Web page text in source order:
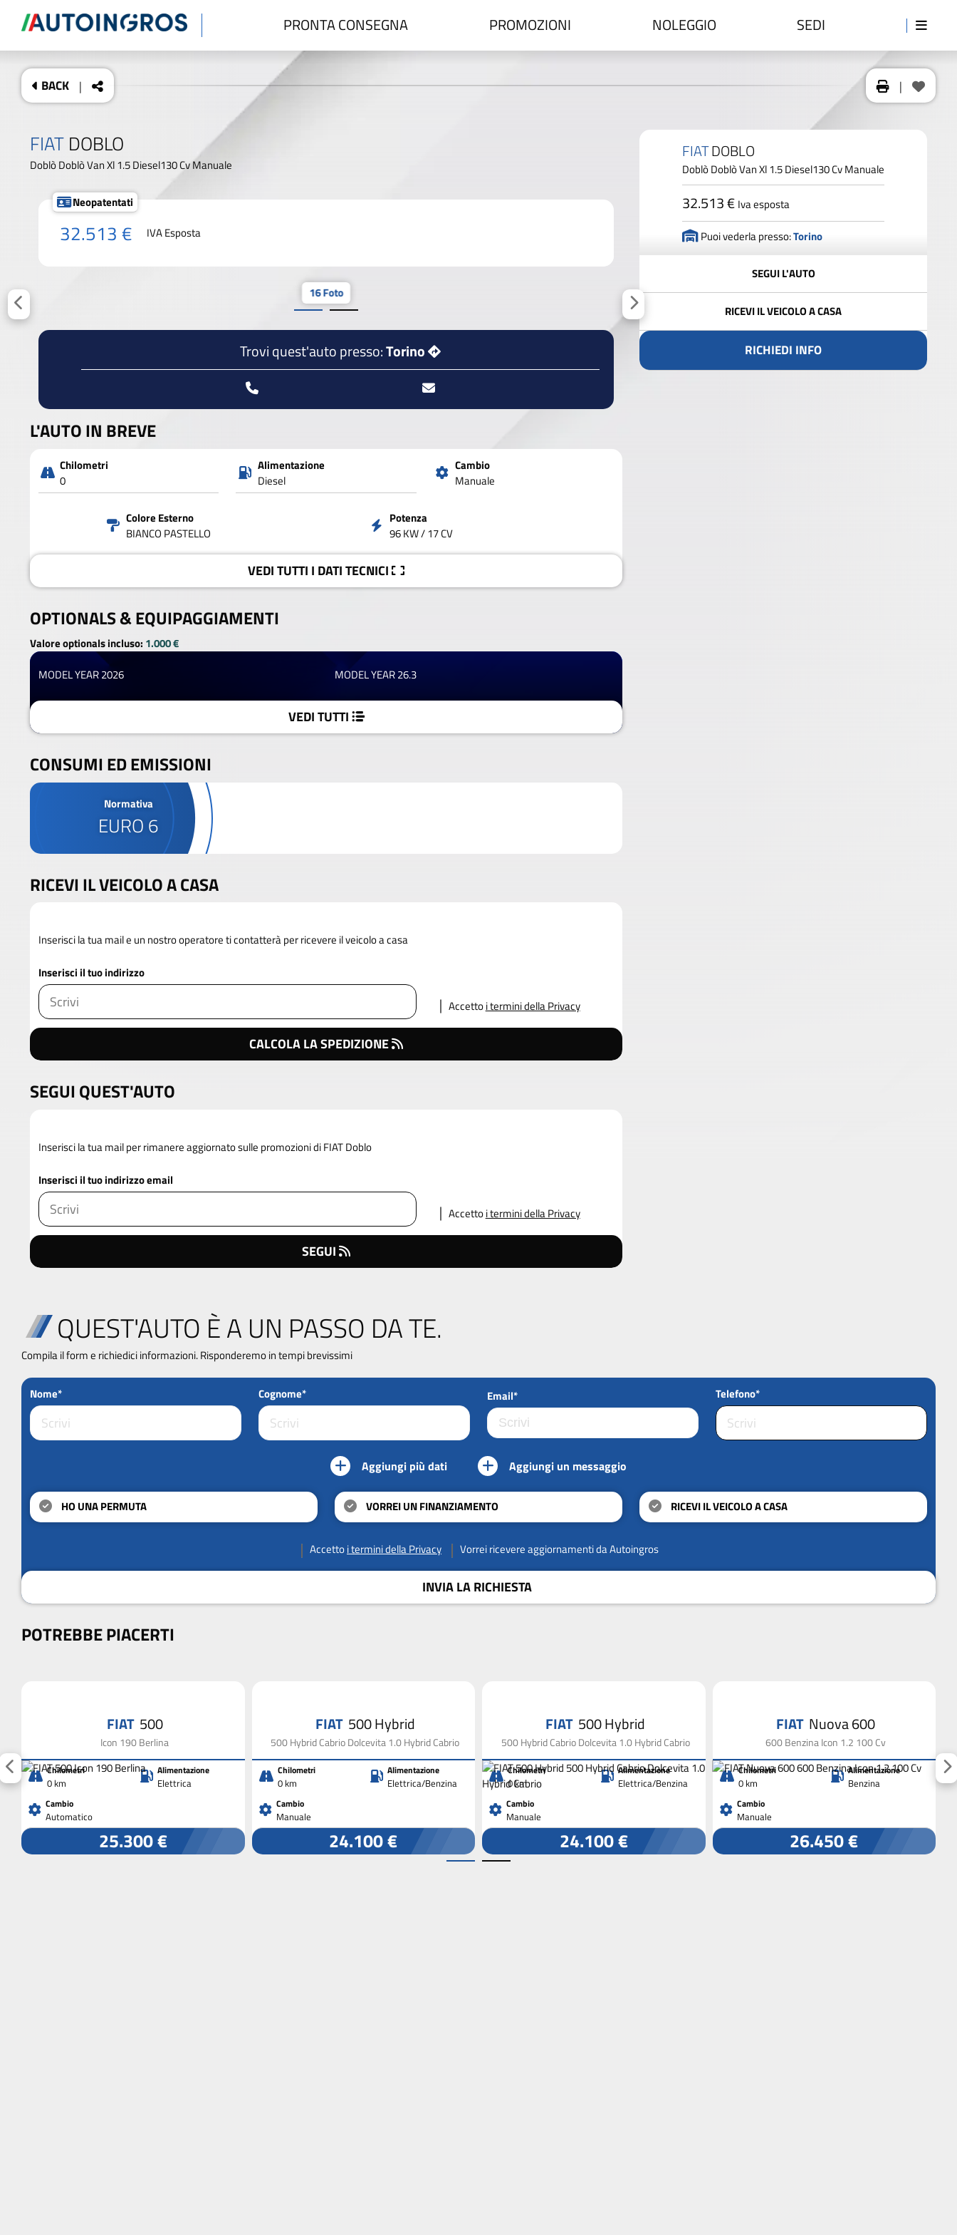
PRONTA CONSEGNA PROMOZIONI NOLEGGIO SEDI
BACK | |
FIAT DOBLO
Doblò Doblò Van Xl 1.5 Diesel130 Cv Manuale
Neopatentati
32.513 € IVA Esposta
16 Foto
Trovi quest'auto presso:Torino
L'AUTO IN BREVE
Chilometri
0
Alimentazione
Diesel
Cambio
Manuale
Colore Esterno
BIANCO PASTELLO
Potenza
96 KW / 17 CV
VEDITUTTI I DATITECNICI
OPTIONALS &EQUIPAGGIAMENTI
Valore optionals incluso: 1.000 €
MODEL YEAR 2026
MODEL YEAR 26.3
VEDI TUTTI
CONSUMI ED EMISSIONI
Normativa
EURO 6
RICEVI IL VEICOLO A CASA
Inserisci la tua mail e un nostro operatore ti contatterà per ricevere il veicolo a casa
Inserisci il tuo indirizzo
Accettoi termini della Privacy
CALCOLA LA SPEDIZIONE
SEGUI QUEST'AUTO
Inserisci la tua mail per rimanere aggiornato sulle promozioni di FIAT Doblo
Inserisci il tuo indirizzo email
Accettoi termini della Privacy
SEGUI
FIATDOBLO
Doblò Doblò Van Xl 1.5 Diesel130 Cv Manuale
32.513 € Iva esposta
Puoi vederla presso:Torino
SEGUI L'AUTO
RICEVI IL VEICOLO A CASA
RICHIEDI INFO
QUEST'AUTO È A UN PASSO DA TE.
Compila il form e richiedici informazioni. Risponderemo in tempi brevissimi
Nome* Cognome* Email* Telefono*
Aggiungi più dati Aggiungi un messaggio
HO UNA PERMUTA VORREI UN FINANZIAMENTO RICEVI IL VEICOLO A CASA
Accettoi termini della Privacy Vorrei ricevere aggiornamenti da Autoingros
INVIA LA RICHIESTA
POTREBBE PIACERTI
FIAT 500
Icon 190 Berlina
Chilometri
0 km
Alimentazione
Elettrica
Cambio
Automatico
25.300 €
FIAT 500 Hybrid
500 Hybrid Cabrio Dolcevita 1.0 Hybrid Cabrio
Chilometri
0 km
Alimentazione
Elettrica/Benzina
Cambio
Manuale
24.100 €
FIAT 500 Hybrid
500 Hybrid Cabrio Dolcevita 1.0 Hybrid Cabrio
Chilometri
0 km
Alimentazione
Elettrica/Benzina
Cambio
Manuale
24.100 €
FIAT Nuova 600
600 Benzina Icon 1.2 100 Cv
Chilometri
0 km
Alimentazione
Benzina
Cambio
Manuale
26.450 €